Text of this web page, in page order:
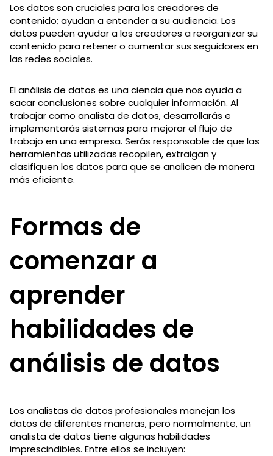
Los datos son cruciales para los creadores de
contenido; ayudan a entender a su audiencia. Los
datos pueden ayudar a los creadores a reorganizar su
contenido para retener o aumentar sus seguidores en
las redes sociales.
El análisis de datos es una ciencia que nos ayuda a
sacar conclusiones sobre cualquier información. Al
trabajar como analista de datos, desarrollarás e
implementarás sistemas para mejorar el flujo de
trabajo en una empresa. Serás responsable de que las
herramientas utilizadas recopilen, extraigan y
clasifiquen los datos para que se analicen de manera
más eficiente.
Formas de
comenzar a
aprender
habilidades de
análisis de datos
Los analistas de datos profesionales manejan los
datos de diferentes maneras, pero normalmente, un
analista de datos tiene algunas habilidades
imprescindibles. Entre ellos se incluyen: